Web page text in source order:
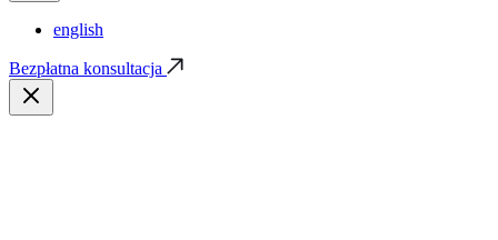
english
Bezpłatna konsultacja